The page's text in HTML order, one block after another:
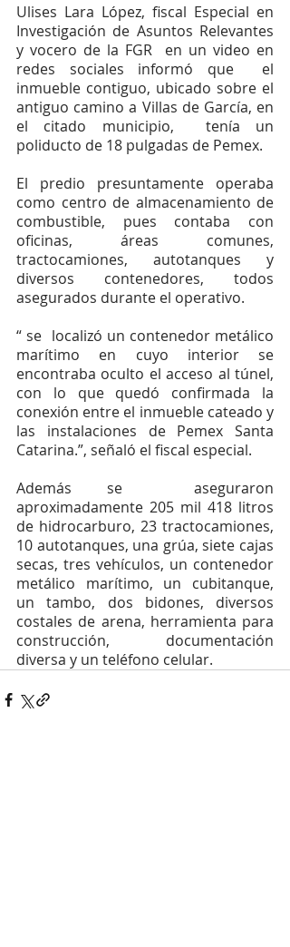
Ulises Lara López, fiscal Especial en
Investigación de Asuntos Relevantes
y vocero de la FGR  en un video en
redes sociales informó que  el
inmueble contiguo, ubicado sobre el
antiguo camino a Villas de García, en
el citado municipio,  tenía un
poliducto de 18 pulgadas de Pemex.
El predio presuntamente operaba
como centro de almacenamiento de
combustible, pues contaba con
oficinas, áreas comunes,
tractocamiones, autotanques y
diversos contenedores, todos
asegurados durante el operativo.
“ se  localizó un contenedor metálico
marítimo en cuyo interior se
encontraba oculto el acceso al túnel,
con lo que quedó confirmada la
conexión entre el inmueble cateado y
las instalaciones de Pemex Santa
Catarina.”, señaló el fiscal especial.
Además se  aseguraron
aproximadamente 205 mil 418 litros
de hidrocarburo, 23 tractocamiones,
10 autotanques, una grúa, siete cajas
secas, tres vehículos, un contenedor
metálico marítimo, un cubitanque,
un tambo, dos bidones, diversos
costales de arena, herramienta para
construcción, documentación
diversa y un teléfono celular.